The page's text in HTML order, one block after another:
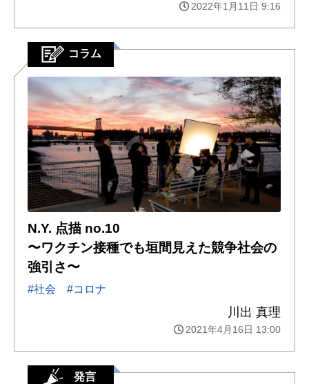
2022年1月11日 9:16
コラム
N.Y. 点描 no.10
〜ワクチン接種でも垣間見えた競争社会の
強引さ〜
#社会 #コロナ
川出 真理
2021年4月16日 13:00
発言